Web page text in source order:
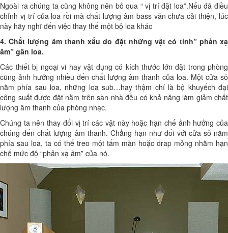
Ngoài ra chúng ta cũng không nên bỏ qua “ vị trí đặt loa”.Nếu đã điều
chỉnh vị trí của loa rồi mà chất lượng âm bass vẫn chưa cải thiện, lúc
này hãy nghĩ đến việc thay thế một bộ loa khác
4. Chất lượng âm thanh xấu do đặt những vật có tính” phản xạ
âm” gần loa.
Các thiết bị ngoại vi hay vật dụng có kích thước lớn đặt trong phòng
cũng ảnh hưởng nhiều đến chất lượng âm thanh của loa. Một cửa sỗ
nằm phía sau loa, những loa sub…hay thậm chí là bộ khuyếch đại
công suất được đặt nằm trên sàn nhà đều có khả năng làm giảm chất
lượng âm thanh của phòng nhạc.
Chúng ta nên thay đổi vị trí các vật này hoặc hạn chế ảnh hưởng của
chúng đến chất lượng âm thanh. Chẳng hạn như đối với cửa sỗ nằm
phía sau loa, ta có thể treo một tấm màn hoặc drap mỏng nhằm hạn
chế mức độ “phản xạ âm” của nó.